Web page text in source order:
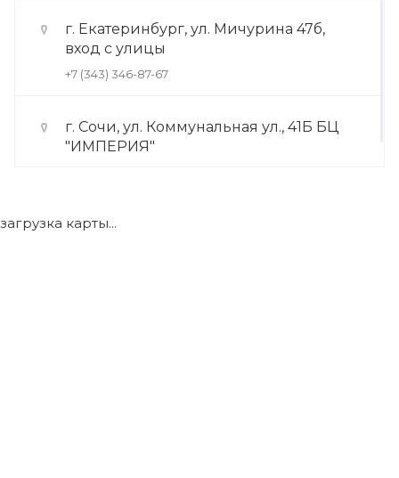
г. Екатеринбург, ул. Мичурина 47б,
вход с улицы
+7 (343) 346-87-67
г. Сочи, ул. Коммунальная ул., 41Б БЦ
"ИМПЕРИЯ"
загрузка карты...